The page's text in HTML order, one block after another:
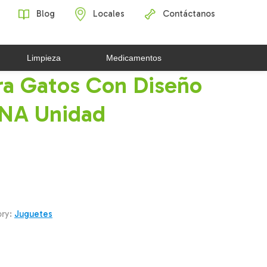
Blog Locales Contáctanos
Limpieza Medicamentos
Gatos Con Diseño
Unidad
Juguetes